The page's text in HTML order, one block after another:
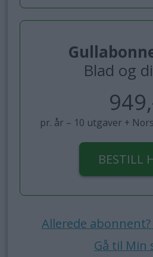
Blad og
pr. år – 10 utgaver +
BESTILL
Allerede
Gå til Min